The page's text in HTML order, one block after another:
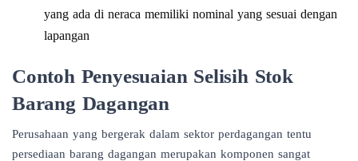
yang ada di neraca memiliki nominal yang sesuai dengan
lapangan
Contoh Penyesuaian Selisih Stok
Barang Dagangan
Perusahaan yang bergerak dalam sektor perdagangan tentu
persediaan barang dagangan merupakan komponen sangat